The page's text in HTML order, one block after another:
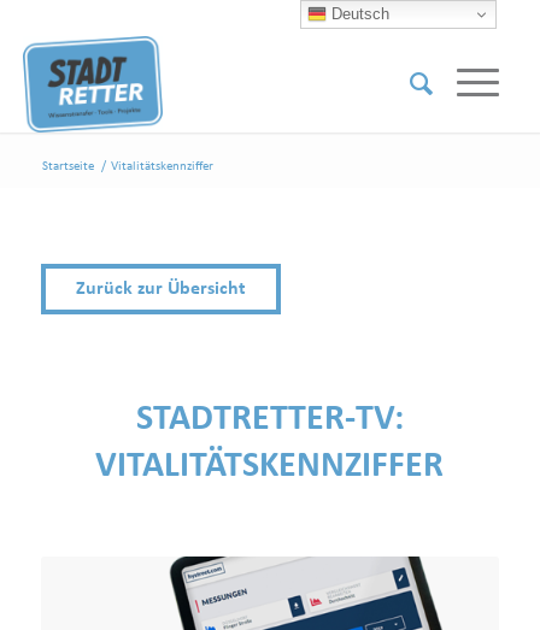
Startseite / Vitalitätskennziffer
Zurück zur Übersicht
STADTRETTER-TV:
VITALITÄTSKENNZIFFER
Deutsch